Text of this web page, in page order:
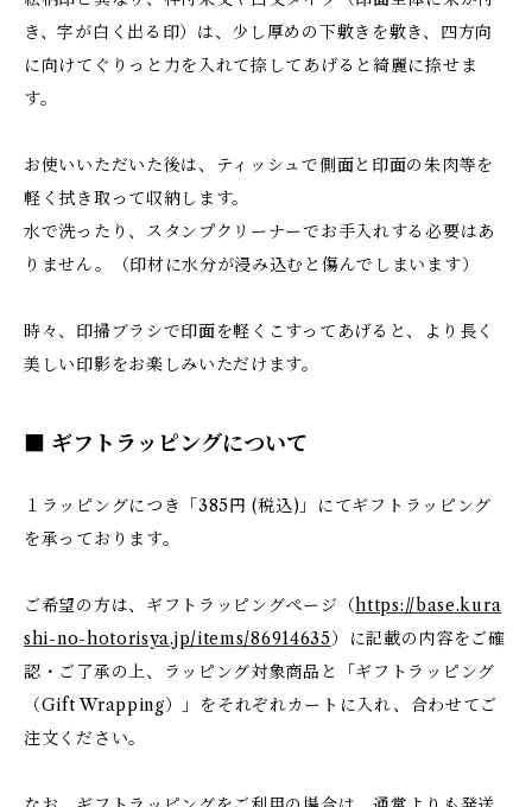
き、字が白く出る印）は、少し厚めの下敷きを敷き、四方向
に向けてぐりっと力を入れて捺してあげると綺麗に捺せま
す。
お使いいただいた後は、ティッシュで側面と印面の朱肉等を
軽く拭き取って収納します。
水で洗ったり、スタンプクリーナーでお手入れする必要はあ
りません。（印材に水分が浸み込むと傷んでしまいます）
時々、印掃ブラシで印面を軽くこすってあげると、より長く
美しい印影をお楽しみいただけます。
■ ギフトラッピングについて
１ラッピングにつき「385円 (税込)」にてギフトラッピング
を承っております。
ご希望の方は、ギフトラッピングページ（https://base.kura
shi-no-hotorisya.jp/items/86914635）に記載の内容をご確
認・ご了承の上、ラッピング対象商品と「ギフトラッピング
（Gift Wrapping）」をそれぞれカートに入れ、合わせてご
注文ください。